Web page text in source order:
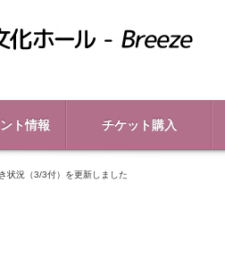
ト情報 チケット購入
状況（3/3付）を更新しました